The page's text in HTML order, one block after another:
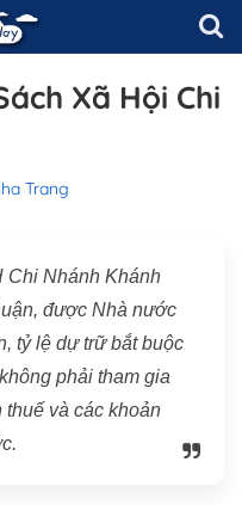
Xã Hội Chi
Trang
Chi Nhánh Khánh
được Nhà nước
tỷ lệ dự trữ bắt buộc
phải tham gia
và các khoản